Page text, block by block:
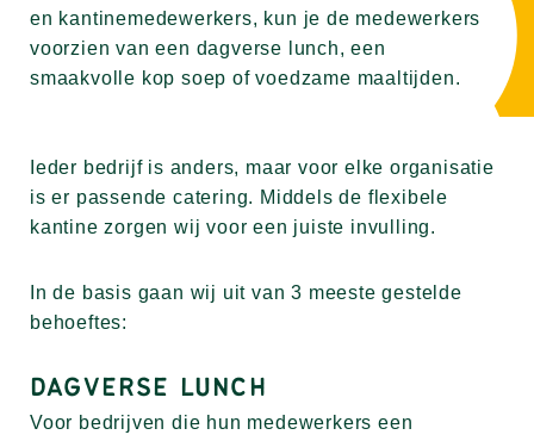
en kantinemedewerkers, kun je de medewerkers
voorzien van een dagverse lunch, een
smaakvolle kop soep of voedzame maaltijden.
Ieder bedrijf is anders, maar voor elke organisatie
is er passende catering. Middels de flexibele
kantine zorgen wij voor een juiste invulling.
In de basis gaan wij uit van 3 meeste gestelde
behoeftes:
DAGVERSE LUNCH
Voor bedrijven die hun medewerkers een